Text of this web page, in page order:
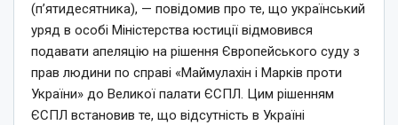
(п’ятидесятника), — повідомив про те, що український
уряд в особі Міністерства юстиції відмовився
подавати апеляцію на рішення Європейського суду з
прав людини по справі «Маймулахін і Марків проти
України» до Великої палати ЄСПЛ. Цим рішенням
ЄСПЛ встановив те, що відсутність в Україні